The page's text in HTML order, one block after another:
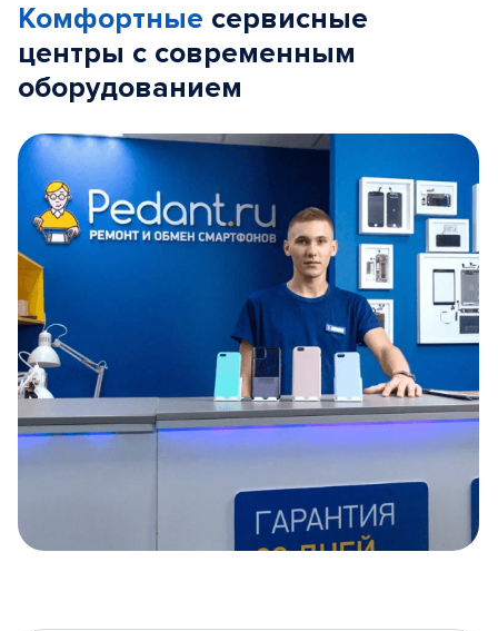
Комфортные сервисные
центры с современным
оборудованием